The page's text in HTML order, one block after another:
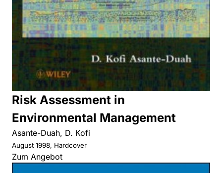
Risk Assessment in
Environmental Management
Asante-Duah, D. Kofi
August 1998, Hardcover
Zum Angebot